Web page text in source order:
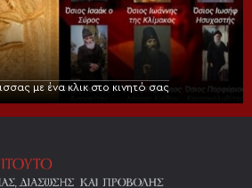
με ένα κλικ στο κινητό σας